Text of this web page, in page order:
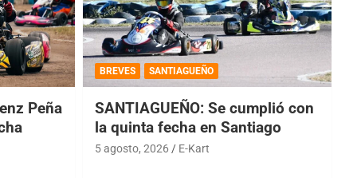
Peña
BREVES SANTIAGUEÑO
SANTIAGUEÑO: Se cumplió con
la quinta fecha en Santiago
5 agosto, 2026 E-Kart
COBERTURA ESPECIAL DE E-KART.COM.AR
08/09-AGO
IAME SERIES ARGENTINA 6
Ramiro Tot (Asfalto)